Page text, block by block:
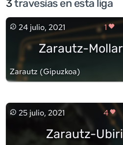
3travesíasen esta liga
24 julio, 2021 1
Zarautz-
Zarautz (Gipuzkoa)
25 julio, 2021 4
Zarautz-